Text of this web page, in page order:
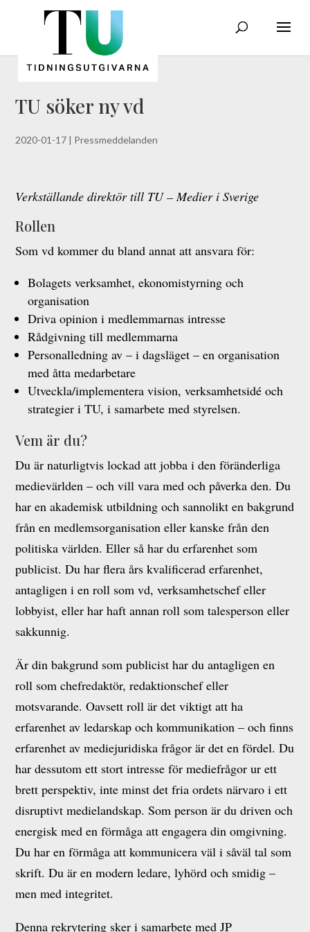
TU söker ny vd
2020-01-17 | Pressmeddelanden
Verkställande direktör till TU – Medier i Sverige
Rollen
Som vd kommer du bland annat att ansvara för:
Bolagets verksamhet, ekonomistyrning och
organisation
Driva opinion i medlemmarnas intresse
Rådgivning till medlemmarna
Personalledning av – i dagsläget – en organisation
med åtta medarbetare
Utveckla/implementera vision, verksamhetsidé och
strategier i TU, i samarbete med styrelsen.
Vem är du?
Du är naturligtvis lockad att jobba i den föränderliga
medievärlden – och vill vara med och påverka den. Du
har en akademisk utbildning och sannolikt en bakgrund
från en medlemsorganisation eller kanske från den
politiska världen. Eller så har du erfarenhet som
publicist. Du har flera års kvalificerad erfarenhet,
antagligen i en roll som vd, verksamhetschef eller
lobbyist, eller har haft annan roll som talesperson eller
sakkunnig.
Är din bakgrund som publicist har du antagligen en
roll som chefredaktör, redaktionschef eller
motsvarande. Oavsett roll är det viktigt att ha
erfarenhet av ledarskap och kommunikation – och finns
erfarenhet av mediejuridiska frågor är det en fördel. Du
har dessutom ett stort intresse för mediefrågor ur ett
brett perspektiv, inte minst det fria ordets närvaro i ett
disruptivt medielandskap. Som person är du driven och
energisk med en förmåga att engagera din omgivning.
Du har en förmåga att kommunicera väl i såväl tal som
skrift. Du är en modern ledare, lyhörd och smidig –
men med integritet.
Denna rekrytering sker i samarbete med JP